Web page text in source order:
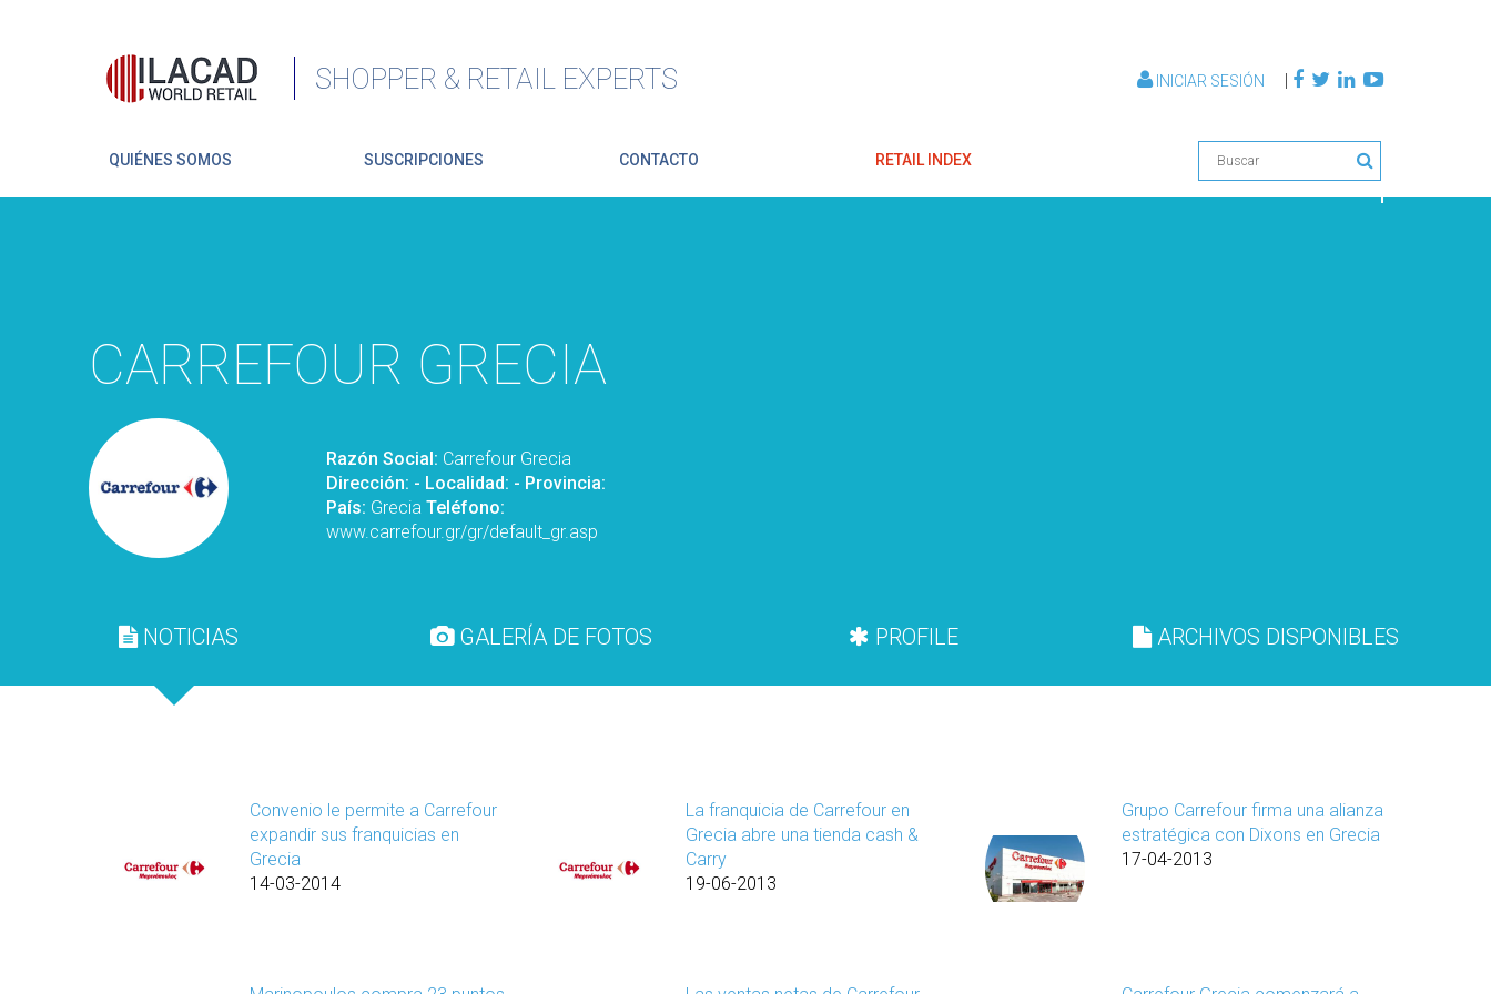
SHOPPER & RETAIL EXPERTS INICIAR SESIÓN |
QUIÉNES SOMOS SUSCRIPCIONES CONTACTO RETAIL INDEX
CARREFOUR GRECIA
Razón Social: Carrefour Grecia
Dirección: - Localidad: - Provincia:
País: Grecia Teléfono:
www.carrefour.gr/gr/default_gr.asp
NOTICIAS GALERÍA DE FOTOS PROFILE ARCHIVOS DISPONIBLES
Convenio le permite a Carrefour
expandir sus franquicias en
Grecia
14-03-2014
La franquicia de Carrefour en
Grecia abre una tienda cash &
Carry
19-06-2013
Grupo Carrefour firma una alianza
estratégica con Dixons en Grecia
17-04-2013